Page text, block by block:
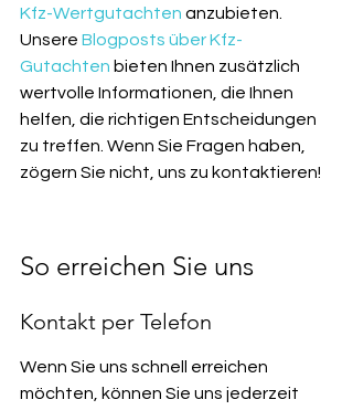
Kfz-Wertgutachten anzubieten.
Unsere Blogposts über Kfz-
Gutachten bieten Ihnen zusätzlich
wertvolle Informationen, die Ihnen
helfen, die richtigen Entscheidungen
zu treffen. Wenn Sie Fragen haben,
zögern Sie nicht, uns zu kontaktieren!
So erreichen Sie uns
Kontakt per Telefon
Wenn Sie uns schnell erreichen
möchten, können Sie uns jederzeit